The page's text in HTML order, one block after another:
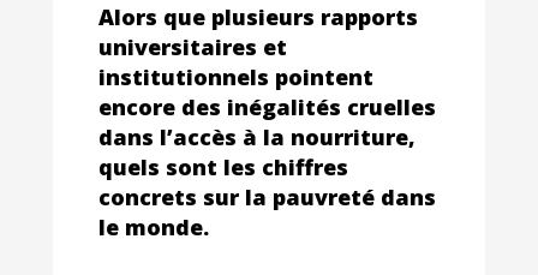
Alors que plusieurs rapports
universitaires et
institutionnels pointent
encore des inégalités cruelles
dans l’accès à la nourriture,
quels sont les chiffres
concrets sur la pauvreté dans
le monde.